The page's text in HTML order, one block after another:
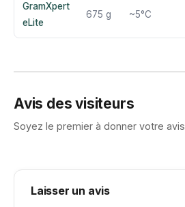
GramXpert
eLite
675 g ~5°C
Avis des visiteurs
Soyez le premier à donner votre avis
Laisser un avis